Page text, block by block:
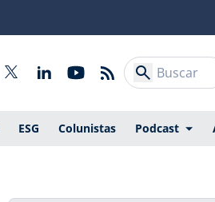
ESG Colunistas Podcast